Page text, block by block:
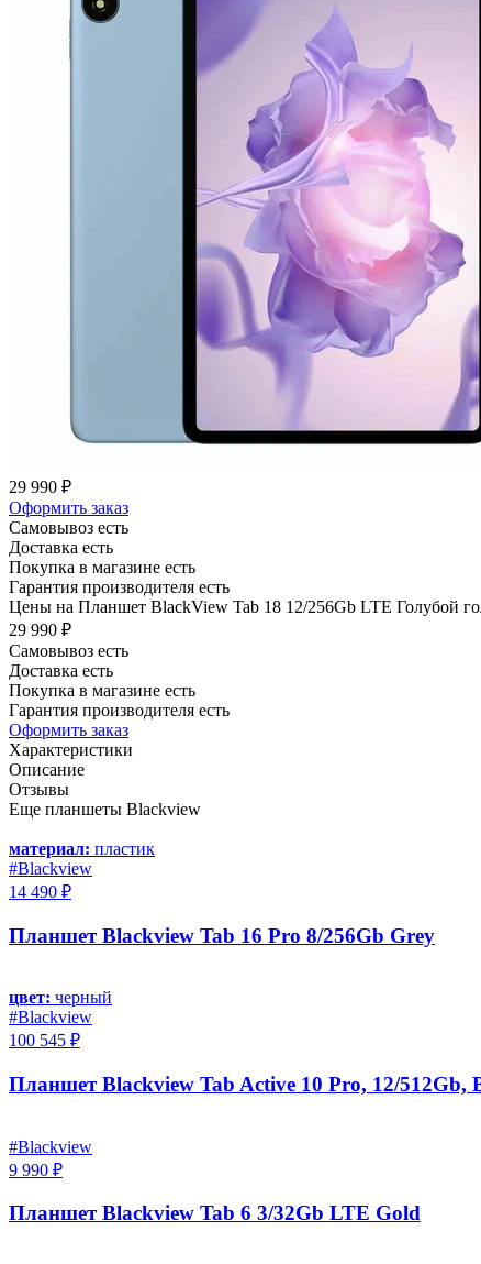
29 990 ₽
Оформить заказ
Самовывоз есть
Доставка есть
Покупка в магазине есть
Гарантия производителя есть
Цены на Планшет BlackView Tab 18 12/256Gb LTE Голубой
29 990 ₽
Самовывоз есть
Доставка есть
Покупка в магазине есть
Гарантия производителя есть
Оформить заказ
Характеристики
Описание
Отзывы
Еще планшеты Blackview
материал: пластик
#Blackview
14 490 ₽
Планшет Blackview Tab 16 Pro 8/256Gb Grey
цвет: черный
#Blackview
100 545 ₽
Планшет Blackview Tab Active 10 Pro, 12/512Gb,
#Blackview
9 990 ₽
Планшет Blackview Tab 6 3/32Gb LTE Gold